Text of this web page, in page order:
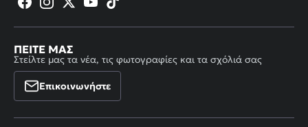
ΠΕΊΤΕ ΜΑΣ
Στείλτε μας τα νέα, τις φωτογραφίες και τα σχόλιά σας
Επικοινωνήστε